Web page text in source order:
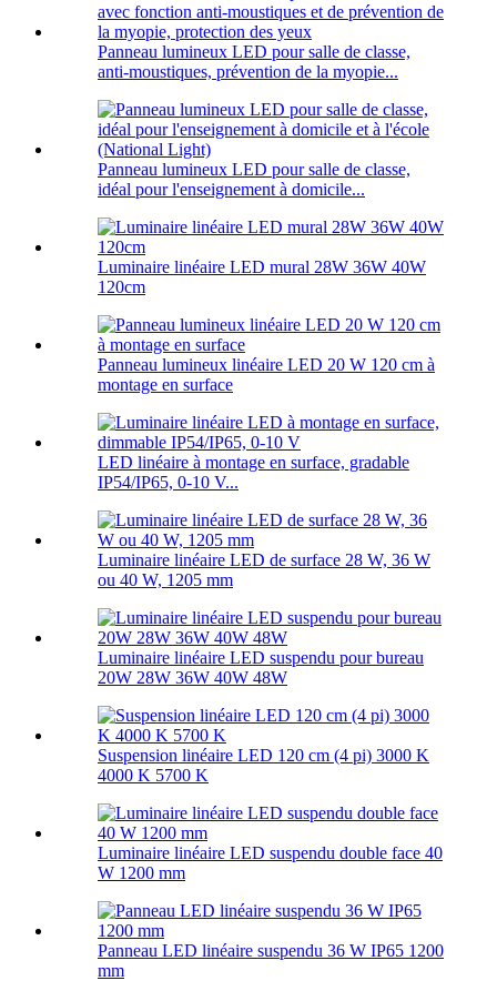
Panneau lumineux LED pour salle de classe,
anti-moustiques, prévention de la myopie...
Panneau lumineux LED pour salle de classe,
idéal pour l'enseignement à domicile...
Luminaire linéaire LED mural 28W 36W 40W
120cm
Panneau lumineux linéaire LED 20 W 120 cm à
montage en surface
LED linéaire à montage en surface, gradable
IP54/IP65, 0-10 V...
Luminaire linéaire LED de surface 28 W, 36 W
ou 40 W, 1205 mm
Luminaire linéaire LED suspendu pour bureau
20W 28W 36W 40W 48W
Suspension linéaire LED 120 cm (4 pi) 3000 K
4000 K 5700 K
Luminaire linéaire LED suspendu double face 40
W 1200 mm
Panneau LED linéaire suspendu 36 W IP65 1200
mm